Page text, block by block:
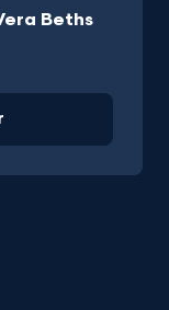
Beths